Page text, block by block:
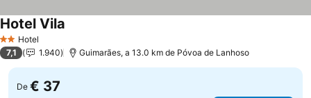
2 Estrelas
Hotel
Hotel Vila
7,1 1.940 Guimarães, a 13.0 km de Póvoa de Lanhoso
De € 37